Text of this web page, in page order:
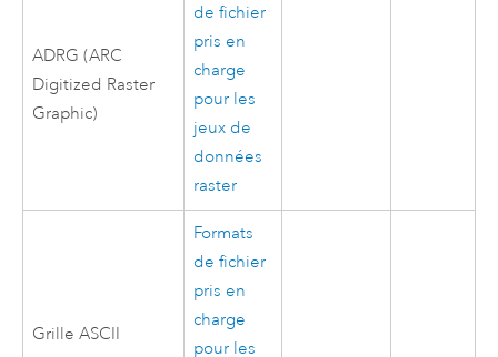
ADRG (ARC
Digitized Raster
Graphic)
de fichier
pris en
charge
pour les
jeux de
données
raster
Grille ASCII
Formats
de fichier
pris en
charge
pour les